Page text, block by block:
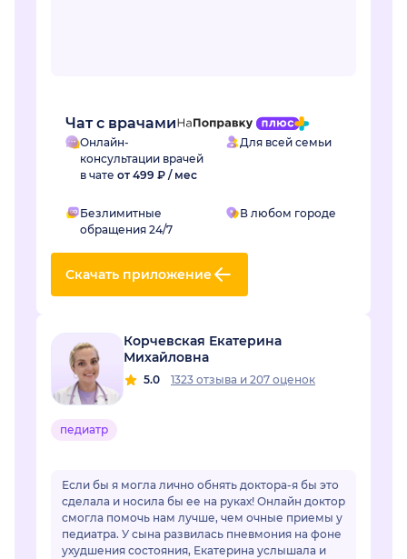
Чат с врачами
Онлайн-
консультации врачей
в чате от 499 ₽ / мес
Для всей семьи
Безлимитные
обращения 24/7
В любом городе
Скачать приложение
Корчевская Екатерина
Михайловна
5.0 1323 отзыва и 207 оценок
педиатр
Если бы я могла лично обнять доктора-я бы это
сделала и носила бы ее на руках! Онлайн доктор
смогла помочь нам лучше, чем очные приемы у
педиатра. У сына развилась пневмония на фоне
ухудшения состояния, Екатерина услышала и